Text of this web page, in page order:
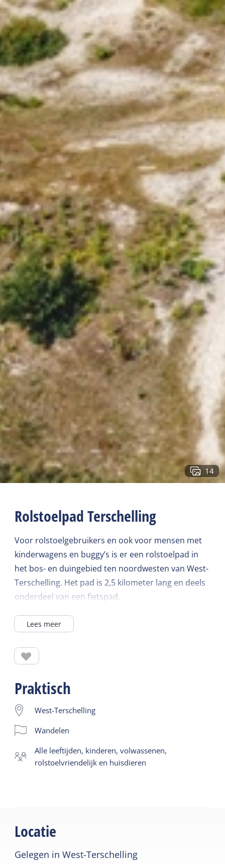
14
Rolstoelpad Terschelling
Voor rolstoelgebruikers en ook voor mensen met
kinderwagens en buggy’s is er een rolstoelpad in
het bos- en duingebied ten noordwesten van West-
Terschelling. Het pad is 2,5 kilometer lang en deels
onderdeel van een fietspad.
Start: Paviljoen de Walvis, West-Terschelling. Dit
Seinpaalduin, waar een mooi uitzichtpunt te
bezoeken is.
Lees meer
Praktisch
West-Terschelling
Wandelen
alle leeftijden, kinderen, volwassenen,
rolstoelvriendelijk en huisdieren
Locatie
Gelegen in West-Terschelling